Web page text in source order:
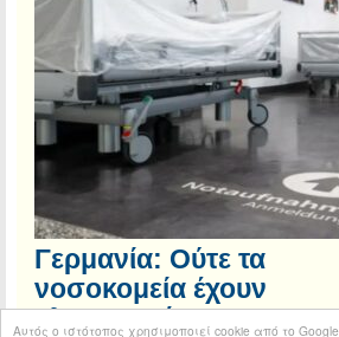
Αυτός ο ιστότοπος χρησιμοποιεί cookie από το Google
Γερμανία: Ούτε τα
νοσοκομεία έχουν
κλιματισμό